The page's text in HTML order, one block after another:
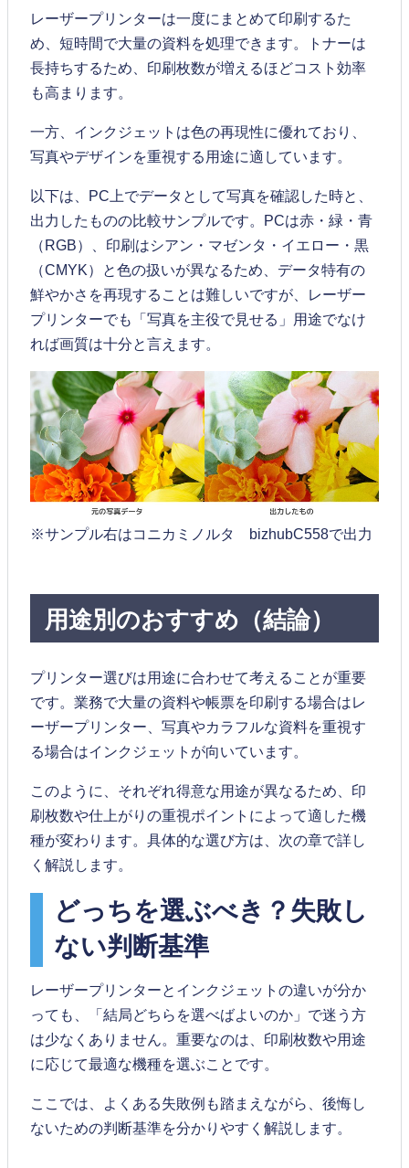
レーザープリンターは一度にまとめて印刷するた
め、短時間で大量の資料を処理できます。トナーは
長持ちするため、印刷枚数が増えるほどコスト効率
も高まります。
一方、インクジェットは色の再現性に優れており、
写真やデザインを重視する用途に適しています。
以下は、PC上でデータとして写真を確認した時と、
出力したものの比較サンプルです。PCは赤・緑・青
（RGB）、印刷はシアン・マゼンタ・イエロー・黒
（CMYK）と色の扱いが異なるため、データ特有の
鮮やかさを再現することは難しいですが、レーザー
プリンターでも「写真を主役で見せる」用途でなけ
れば画質は十分と言えます。
※サンプル右はコニカミノルタ bizhubC558で出力
用途別のおすすめ（結論）
プリンター選びは用途に合わせて考えることが重要
です。業務で大量の資料や帳票を印刷する場合はレ
ーザープリンター、写真やカラフルな資料を重視す
る場合はインクジェットが向いています。
このように、それぞれ得意な用途が異なるため、印
刷枚数や仕上がりの重視ポイントによって適した機
種が変わります。具体的な選び方は、次の章で詳し
く解説します。
どっちを選ぶべき？失敗し
ない判断基準
レーザープリンターとインクジェットの違いが分か
っても、「結局どちらを選べばよいのか」で迷う方
は少なくありません。重要なのは、印刷枚数や用途
に応じて最適な機種を選ぶことです。
ここでは、よくある失敗例も踏まえながら、後悔し
ないための判断基準を分かりやすく解説します。